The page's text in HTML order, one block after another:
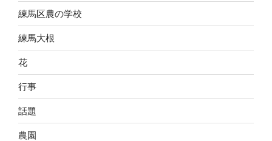
練馬区農の学校
練馬大根
花
行事
話題
農園